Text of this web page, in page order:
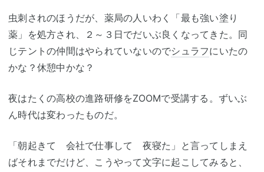
虫刺されのほうだが、薬局の人いわく「最も強い塗り
薬」を処方され、２～３日でだいぶ良くなってきた。同
じテントの仲間はやられていないのでシュラフにいたの
かな？休憩中かな？
夜はたくの高校の進路研修をZOOMで受講する。ずいぶ
ん時代は変わったものだ。
「朝起きて 会社で仕事して 夜寝た」と言ってしまえ
ばそれまでだけど、こうやって文字に起こしてみると、